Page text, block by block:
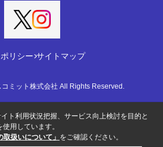
リシー サイトマップ
ミット株式会社 All Rights Reserved.
ト利用状況把握、サービス向上検討を目的と
用しています。
取扱いについて」 をご確認ください。